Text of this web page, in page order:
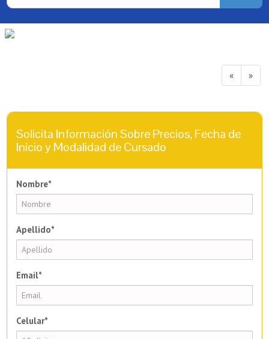
« »
Solicita Información Sobre Precios, Fecha de
Inicio y Modalidad de Cursado
Nombre*
Apellido*
Email*
Celular*